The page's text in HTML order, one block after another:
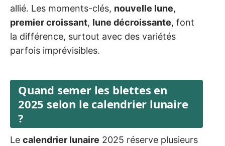
allié. Les moments-clés, nouvelle lune,
premier croissant, lune décroissante, font
la différence, surtout avec des variétés
parfois imprévisibles.
Quand semer les blettes en
2025 selon le calendrier lunaire
?
Le calendrier lunaire 2025 réserve plusieurs